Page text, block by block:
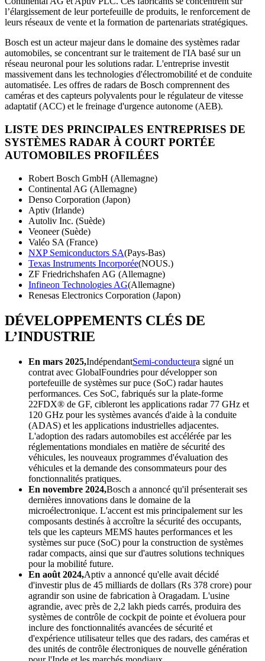
l’élargissement de leur portefeuille de produits, le renforcement de
leurs réseaux de vente et la formation de partenariats stratégiques.
Bosch est un acteur majeur dans le domaine des systèmes radar
automobiles, se concentrant sur le traitement de l'IA basé sur un
réseau neuronal pour les solutions radar. L'entreprise investit
massivement dans les technologies d'électromobilité et de conduite
automatisée. Les offres de radars de Bosch comprennent des
caméras et des capteurs polyvalents pour le régulateur de vitesse
adaptatif (ACC) et le freinage d'urgence autonome (AEB).
LISTE DES PRINCIPALES ENTREPRISES DE
SYSTÈMES RADAR À COURT PORTÉE
AUTOMOBILES PROFILÉES
Robert Bosch GmbH (Allemagne)
Continental AG (Allemagne)
Denso Corporation (Japon)
Aptiv (Irlande)
Autoliv Inc. (Suède)
Veoneer (Suède)
Valéo SA (France)
NXP Semiconductors SA(Pays-Bas)
Texas Instruments Incorporée(NOUS.)
ZF Friedrichshafen AG (Allemagne)
Infineon Technologies AG(Allemagne)
Renesas Electronics Corporation (Japon)
DÉVELOPPEMENTS CLÉS DE
L’INDUSTRIE
En mars 2025,IndépendantSemi-conducteura signé un
contrat avec GlobalFoundries pour développer son
portefeuille de systèmes sur puce (SoC) radar hautes
performances. Ces SoC, fabriqués sur la plate-forme
22FDX® de GF, cibleront les applications radar 77 GHz et
120 GHz pour les systèmes avancés d'aide à la conduite
(ADAS) et les applications industrielles adjacentes.
L'adoption des radars automobiles est accélérée par les
réglementations mondiales en matière de sécurité des
véhicules, les nouveaux programmes d'évaluation des
véhicules et la demande des consommateurs pour des
fonctionnalités pratiques.
En novembre 2024,Bosch a annoncé qu'il présenterait ses
dernières innovations dans le domaine de la
microélectronique. L'accent est mis principalement sur les
composants destinés à accroître la sécurité des occupants,
tels que les capteurs MEMS hautes performances et les
systèmes sur puce (SoC) pour la construction de systèmes
radar compacts, ainsi que sur d'autres solutions techniques
pour la mobilité future.
En août 2024,Aptiv a annoncé qu'elle avait décidé
d'investir plus de 45 milliards de dollars (Rs 378 crore) pour
agrandir son usine de fabrication à Oragadam. L'usine
agrandie, avec près de 2,2 lakh pieds carrés, produira des
systèmes de contrôle de cockpit de pointe et évoluera pour
inclure des fonctionnalités avancées de sécurité et
d'expérience utilisateur telles que des radars, des caméras et
des unités de contrôle électroniques de nouvelle génération